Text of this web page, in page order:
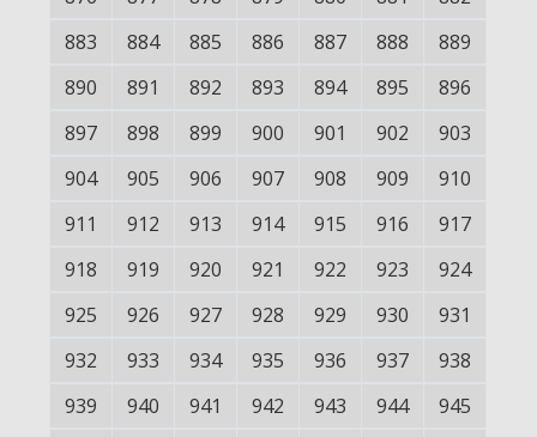
883
884 885 886 887 888
889
890
891 892 893 894 895
896
897
898 899 900 901 902
903
904
905 906 907 908 909
910
911
912 913 914 915 916
917
918
919 920 921 922 923
924
925
926 927 928 929 930
931
932
933 934 935 936 937
938
939
940 941 942 943 944
945